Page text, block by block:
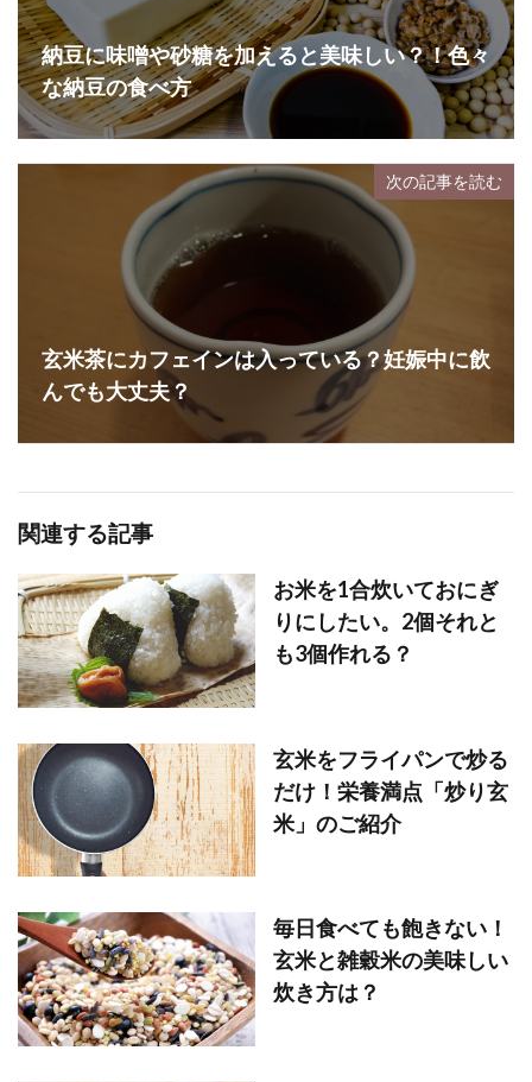
納豆に味噌や砂糖を加えると美味しい？！色々
な納豆の食べ方
次の記事を読む
玄米茶にカフェインは入っている？妊娠中に飲
んでも大丈夫？
関連する記事
お米を1合炊いておにぎ
りにしたい。2個それと
も3個作れる？
玄米をフライパンで炒る
だけ！栄養満点「炒り玄
米」のご紹介
毎日食べても飽きない！
玄米と雑穀米の美味しい
炊き方は？